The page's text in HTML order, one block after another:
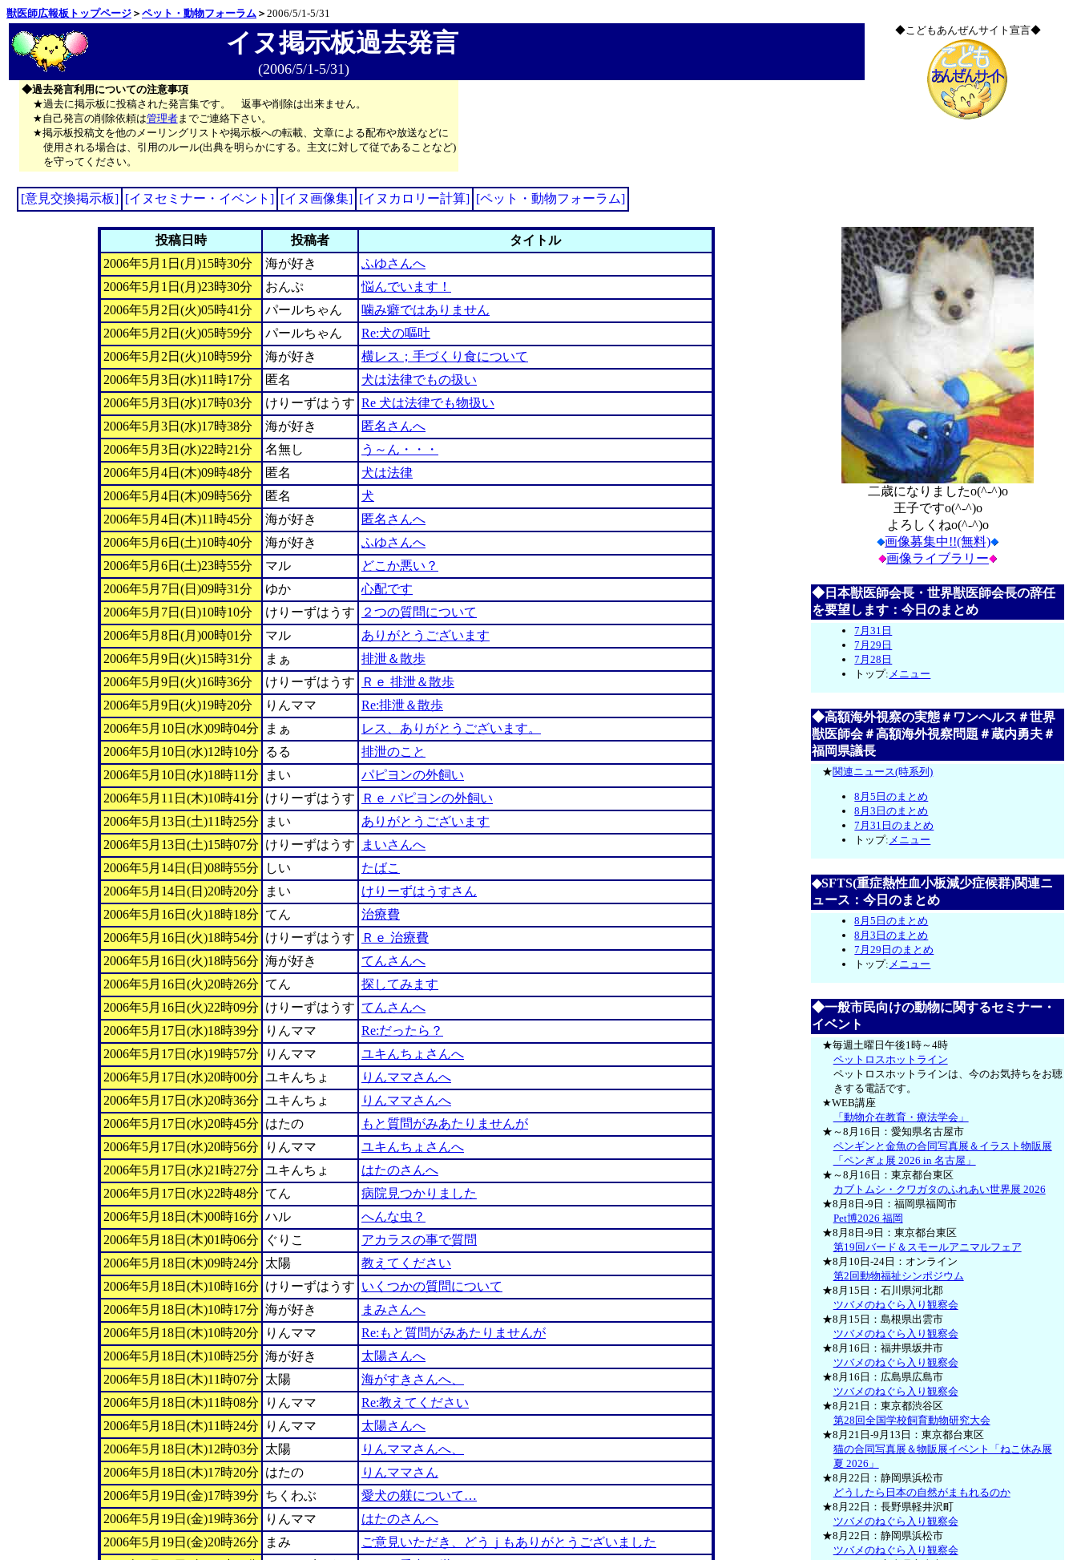
獣医師広報板トップページ ＞ ペット・動物フォーラム ＞ 2006/5/1-5/31
イヌ掲示板過去発言
(2006/5/1-5/31)
◆過去発言利用についての注意事項
★過去に掲示板に投稿された発言集です。 返事や削除は出来ません。
★自己発言の削除依頼は管理者までご連絡下さい。
★掲示板投稿文を他のメーリングリストや掲示板への転載、文章による配布や放送などに
使用される場合は、引用のルール(出典を明らかにする。主文に対して従であることなど)
を守ってください。
◆こどもあんぜんサイト宣言◆
[意見交換掲示板] [イヌセミナー・イベント] [イヌ画像集] [イヌカロリー計算] [ペット・動物フォーラム]
投稿日時 投稿者
タイトル
2006年5月1日(月)15時30分
海が好き
ふゆさんへ
2006年5月1日(月)23時30分
おんぷ
悩んでいます！
2006年5月2日(火)05時41分
パールちゃん
噛み癖ではありません
2006年5月2日(火)05時59分
パールちゃん
Re:犬の嘔吐
2006年5月2日(火)10時59分
海が好き
横レス；手づくり食について
2006年5月3日(水)11時17分
匿名
犬は法律でもの扱い
2006年5月3日(水)17時03分
けりーずはうす Re 犬は法律でも物扱い
2006年5月3日(水)17時38分
海が好き
匿名さんへ
2006年5月3日(水)22時21分
名無し
う～ん・・・
2006年5月4日(木)09時48分
匿名
犬は法律
2006年5月4日(木)09時56分
匿名
犬
2006年5月4日(木)11時45分
海が好き
匿名さんへ
2006年5月6日(土)10時40分
海が好き
ふゆさんへ
2006年5月6日(土)23時55分
マル
どこか悪い？
2006年5月7日(日)09時31分
ゆか
心配です
2006年5月7日(日)10時10分
けりーずはうす
２つの質問について
2006年5月8日(月)00時01分
マル
ありがとうございます
2006年5月9日(火)15時31分
まぁ
排泄＆散歩
2006年5月9日(火)16時36分
けりーずはうす
Ｒｅ 排泄＆散歩
2006年5月9日(火)19時20分
りんママ
Re:排泄＆散歩
2006年5月10日(水)09時04分
まぁ
レス、ありがとうございます。
2006年5月10日(水)12時10分
るる
排泄のこと
2006年5月10日(水)18時11分
まい
パピヨンの外飼い
2006年5月11日(木)10時41分 けりーずはうす
Ｒｅ パピヨンの外飼い
2006年5月13日(土)11時25分
まい
ありがとうございます
2006年5月13日(土)15時07分 けりーずはうす
まいさんへ
2006年5月14日(日)08時55分
しい
たばこ
2006年5月14日(日)20時20分
まい
けりーずはうすさん
2006年5月16日(火)18時18分 てん
治療費
2006年5月16日(火)18時54分 けりーずはうす
Ｒｅ 治療費
2006年5月16日(火)18時56分 海が好き
てんさんへ
2006年5月16日(火)20時26分 てん
探してみます
2006年5月16日(火)22時09分 けりーずはうす てんさんへ
2006年5月17日(水)18時39分
りんママ
Re:だったら？
2006年5月17日(水)19時57分
りんママ
ユキんちょさんへ
2006年5月17日(水)20時00分 ユキんちょ
りんママさんへ
2006年5月17日(水)20時36分 ユキんちょ
りんママさんへ
2006年5月17日(水)20時45分 はたの
もと質問がみあたりませんが
2006年5月17日(水)20時56分
りんママ
ユキんちょさんへ
2006年5月17日(水)21時27分 ユキんちょ
はたのさんへ
2006年5月17日(水)22時48分 てん
病院見つかりました
2006年5月18日(木)00時16分 ハル
へんな虫？
2006年5月18日(木)01時06分
ぐりこ
アカラスの事で質問
2006年5月18日(木)09時24分 太陽
教えてください
2006年5月18日(木)10時16分 けりーずはうす いくつかの質問について
2006年5月18日(木)10時17分 海が好き
まみさんへ
2006年5月18日(木)10時20分
りんママ
Re:もと質問がみあたりませんが
2006年5月18日(木)10時25分 海が好き
太陽さんへ
2006年5月18日(木)11時07分 太陽
海がすきさんへ、
2006年5月18日(木)11時08分
りんママ
Re:教えてください
2006年5月18日(木)11時24分
りんママ
太陽さんへ
2006年5月18日(木)12時03分 太陽
りんママさんへ、
2006年5月18日(木)17時20分 はたの
りんママさん
2006年5月19日(金)17時39分 ちくわぶ
愛犬の躾について…
2006年5月19日(金)19時36分
りんママ
はたのさんへ
2006年5月19日(金)20時26分
まみ
ご意見いただき、どうｊもありがとうございました
二歳になりましたo(^-^)o
王子ですo(^-^)o
よろしくねo(^-^)o
画像募集中!!(無料)
画像ライブラリー
◆日本獣医師会長・世界獣医師会長の辞任
を要望します：今日のまとめ
7月31日
7月29日
7月28日
トップ: メニュー
◆高額海外視察の実態＃ワンヘルス＃世界
獣医師会＃高額海外視察問題＃蔵内勇夫＃
福岡県議長
★関連ニュース(時系列)
8月5日のまとめ
8月3日のまとめ
7月31日のまとめ
トップ: メニュー
◆SFTS(重症熱性血小板減少症候群)関連ニ
ュース：今日のまとめ
8月5日のまとめ
8月3日のまとめ
7月29日のまとめ
トップ: メニュー
◆一般市民向けの動物に関するセミナー・
イベント
★毎週土曜日午後1時～4時
ペットロスホットライン
ペットロスホットラインは、今のお気持ちをお聴
きする電話です。
★WEB講座
「動物介在教育・療法学会」
★～8月16日：愛知県名古屋市
ペンギンと金魚の合同写真展＆イラスト物販展
「ペンぎょ展 2026 in 名古屋」
★～8月16日：東京都台東区
カブトムシ・クワガタのふれあい世界展 2026
★8月8日-9日：福岡県福岡市
Pet博2026 福岡
★8月8日-9日：東京都台東区
第19回バード＆スモールアニマルフェア
★8月10日-24日：オンライン
第2回動物福祉シンポジウム
★8月15日：石川県河北郡
ツバメのねぐら入り観察会
★8月15日：島根県出雲市
ツバメのねぐら入り観察会
★8月16日：福井県坂井市
ツバメのねぐら入り観察会
★8月16日：広島県広島市
ツバメのねぐら入り観察会
★8月21日：東京都渋谷区
第28回全国学校飼育動物研究大会
★8月21日-9月13日：東京都台東区
猫の合同写真展＆物販展イベント「ねこ休み展
夏 2026」
★8月22日：静岡県浜松市
どうしたら日本の自然がまもれるのか
★8月22日：長野県軽井沢町
ツバメのねぐら入り観察会
★8月22日：静岡県浜松市
ツバメのねぐら入り観察会